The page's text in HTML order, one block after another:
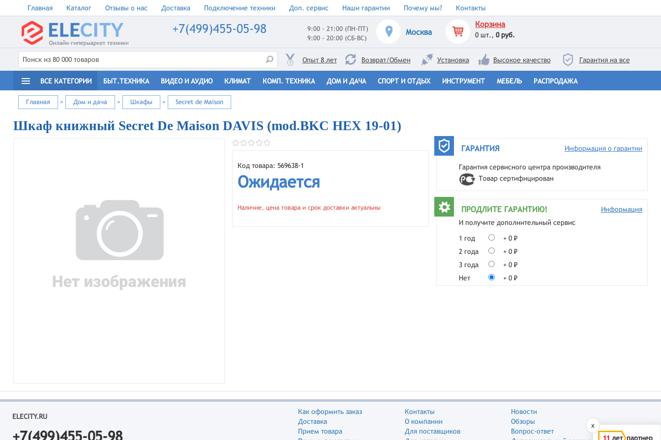
Главная Каталог Отзывы о нас Доставка Подключение техники Доп. сервис Наши гарантии Почему мы? Контакты
+7(499)455-05-98
9:00 - 21:00 (ПН-ПТ)
9:00 - 20:00 (СБ-ВС)
Москва
Корзина
0 шт.,0 руб.
Опыт 8 лет Возврат/Обмен Установка Высокое качество Гарантия на все
ВСЕ КАТЕГОРИИ БЫТ.ТЕХНИКА ВИДЕО И АУДИО КЛИМАТ КОМП. ТЕХНИКА ДОМ И ДАЧА СПОРТ И ОТДЫХ ИНСТРУМЕНТ МЕБЕЛЬ РАСПРОДАЖА
Главная > Дом и дача > Шкафы > Secret de Maison
Шкаф книжный Secret De Maison DAVIS (mod.BKC HEX 19-01)
Код товара: 569638-1
Ожидается
Наличие, цена товара и срок доставки актуальны
ГАРАНТИЯ Информация о гарантии
Гарантия сервисного центра производителя
Товар сертифицирован
ПРОДЛИТЕ ГАРАНТИЮ!
И получите дополнительный сервис
Информация
1 год
+ 0 ₽
2 года
+ 0 ₽
3 года
+ 0 ₽
Нет
+ 0 ₽
ELECITY.RU
+7(499)455-05-98
Как оформить заказ
Доставка
Прием товара
Контакты
О компании
Для поставщиков
Новости
Обзоры
Вопрос-ответ
x
11 лет партнер